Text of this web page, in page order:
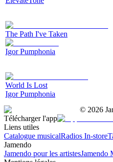
The Path I've Taken
Igor Pumphonia
World Is Lost
Igor Pumphonia
© 2026
Télécharger l'app
Liens utiles
Catalogue musicalRadios In-store
Jamendo
Jamendo pour les artistesJamendo